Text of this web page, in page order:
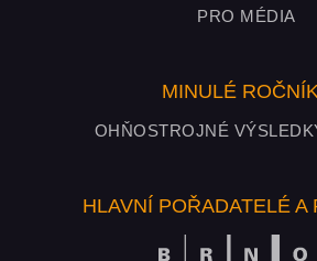
PRO MÉDIA
MINULÉ
OHŇOSTROJNÉ
HLAVNÍ POŘADATELÉ A